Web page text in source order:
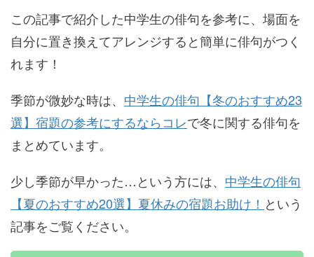
この記事で紹介した中学生の俳句を参考に、場面を
自分に置き換えてアレンジすると簡単に俳句がつく
れます！
季節が微妙な時は、 中学生の俳句【冬のおすすめ23
選】宿題の参考にするならコレで冬に関する俳句を
まとめています。
少し季節が早かった…という方には、 中学生の俳句
【夏のおすすめ20選】夏休みの宿題お助け！ という
記事をご覧ください。